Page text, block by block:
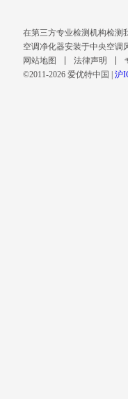
在第三方专业检测机构检测
空调净化器安装于中央空调
网站地图
法律声明
©2011-2026 爱优特中国 | 沪